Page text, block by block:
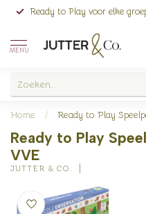
Ready to Play voor elke
MENU
Home / Ready to Play
Ready to Play
VVE
JUTTER & CO.